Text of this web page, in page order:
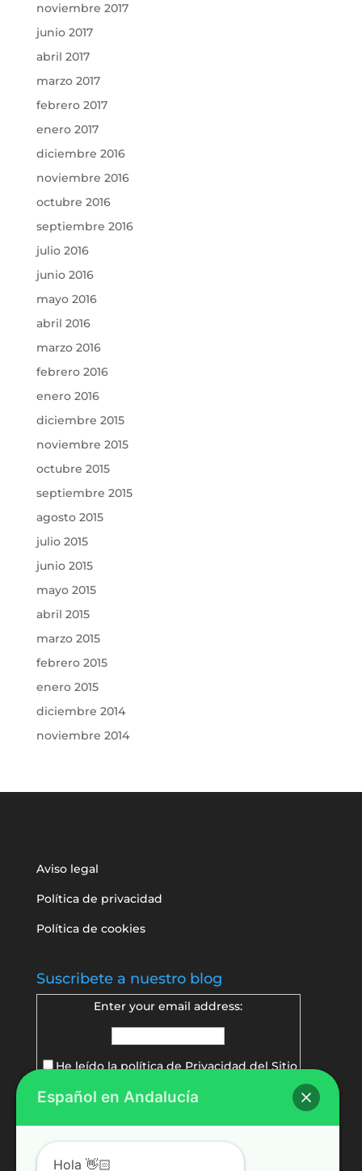
noviembre 2017
junio 2017
abril 2017
marzo 2017
febrero 2017
enero 2017
diciembre 2016
noviembre 2016
octubre 2016
septiembre 2016
julio 2016
junio 2016
mayo 2016
abril 2016
marzo 2016
febrero 2016
enero 2016
diciembre 2015
noviembre 2015
octubre 2015
septiembre 2015
agosto 2015
julio 2015
junio 2015
mayo 2015
abril 2015
marzo 2015
febrero 2015
enero 2015
diciembre 2014
noviembre 2014
Aviso legal
Política de privacidad
Política de cookies
Suscribete a nuestro blog
Enter your email address:
He leído la política dePrivacidad del Sitio
Español en Andalucía
Hola 👋🏻